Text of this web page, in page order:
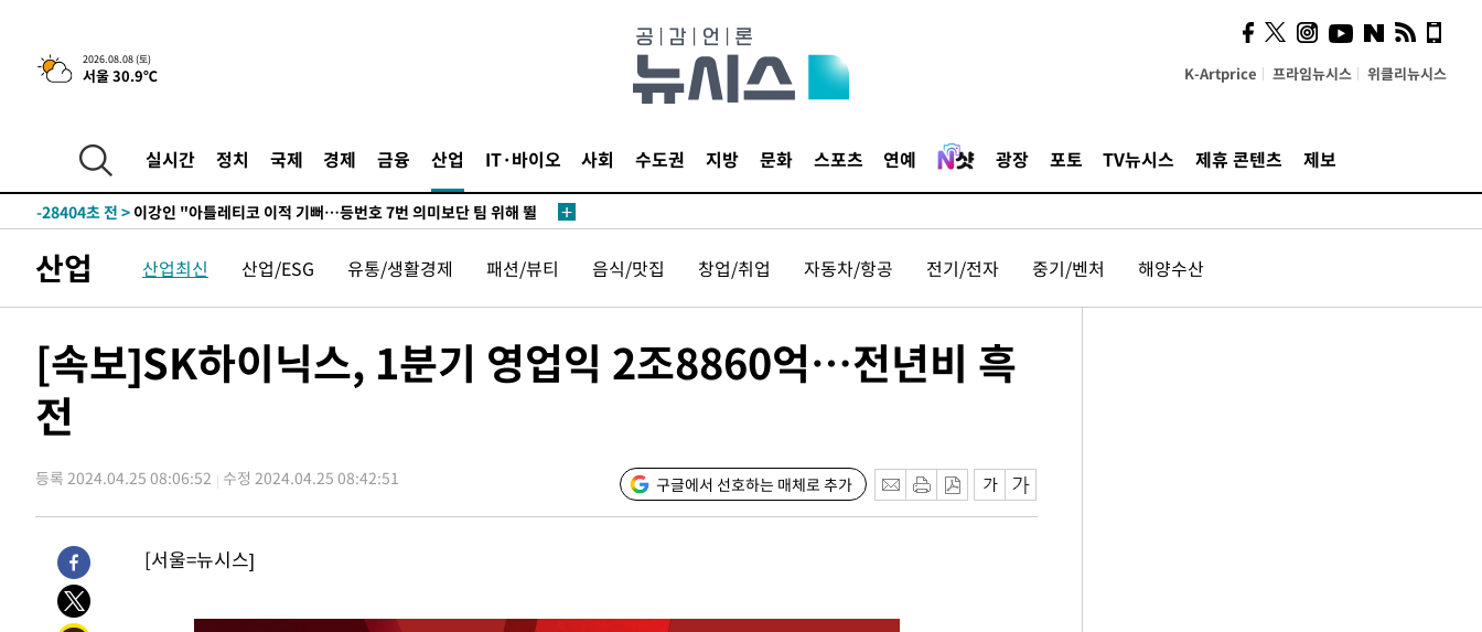
2026.08.08 (토)
서울 30.9℃ K-Artprice 프라임뉴시스 위클리뉴시스
실시간 정치 국제 경제 금융 산업 IT·바이오 사회 수도권 지방 문화 스포츠 연예 광장 포토 TV뉴시스 제휴 콘텐츠 제보
6시간 전 >[속보]뉴욕증시 상승 마감…S&P 0.6% 나스닥 1.3%↑
-29635초 전 >[속보]與최고위원 제주·인천 순회경선…박선원·최민희·서미화·
청래 44.56%
-28870초 전 >
[속보]與 대표 경선 제주·인천 당원투표…金 47.75%·鄭
42.08%·宋 10.17%
-28404초 전 >
것"
-28339초 전 > [속보]與 당대표 경선, 제주·인천 권리당원 투표 김민석 승리
-21383초 전 >
[속보]이강인 "감독님이 원하는 마음 느꼈고, 많은 트로피 원해 아
-21165초 전 >수도권 40도 육박 '펄펄'…동해안 일부 지역엔 호의주의보
-14079초 전 >
강릉에 시간당 81.4㎜ 물폭탄…도로 잠기고 담벼락 붕괴
-10186초 전 >
-7896초 전 >
-4806초 전 >여수 오동도 해상서 모터보트 전복…1명 사망·1명 실종
-1033초 전 >극한폭염 한풀 꺾이지만…'낮 최고 35도' 무더위, 열대야 계속[다음
주 날씨]
32분 전 >
축구협회 "압수수색·성접대 논란 사과…쇄신의 기회로 삼겠다"
57분 전 >
4시간 전 >
'최고 37도' 폭염 지속…강원동해안 최대 150㎜ 비
산업 산업최신 산업/ESG 유통/생활경제 패션/뷰티 음식/맛집 창업/취업 자동차/항공 전기/전자 중기/벤처 해양수산
[속보]SK하이닉스, 1분기 영업익 2조8860억…전년비 흑
전
등록 2024.04.25 08:06:52 수정 2024.04.25 08:42:51 구글에서 선호하는 매체로 추가
[서울=뉴시스]